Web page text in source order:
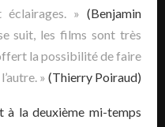
» (Benjamin
suit, les films sont très
la possibilité de faire
» (Thierry Poiraud)
à la deuxième mi-temps